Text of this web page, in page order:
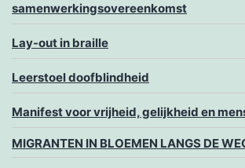
samenwerkingsovereenkomst
Lay-out in braille
Leerstoel doofblindheid
Manifest voor vrijheid, gelijkheid en
MIGRANTEN IN BLOEMEN LANGS DE